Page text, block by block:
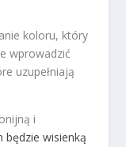
koloru, który
wprowadzić
uzupełniają
i
będzie wisienką